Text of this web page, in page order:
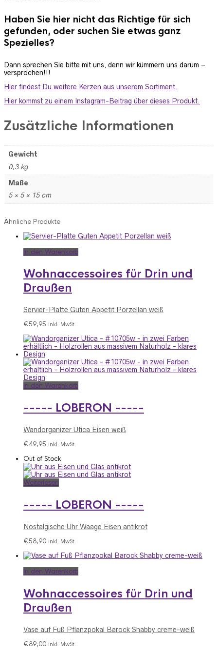
Haben Sie hier nicht das Richtige für sich
gefunden, oder suchen Sie etwas ganz
Spezielles?
Dann sprechen Sie bitte mit uns, denn wir kümmern uns darum –
versprochen!!!
Hier findest Du weitere Kerzen aus unserem Sortiment.
Hier kommst zu einem Instagram-Beitrag über dieses Produkt.
Zusätzliche Informationen
Gewicht
0,3 kg
Maße
5 × 5 × 15 cm
Ähnliche Produkte
In den Warenkorb
Wohnaccessoires für Drin und
Draußen
Servier-Platte Guten Appetit Porzellan weiß
€59,95 inkl. MwSt.
In den Warenkorb
----- LOBERON -----
Wandorganizer Utica Eisen weiß
€49,95 inkl. MwSt.
Out of Stock
Weiterlesen
----- LOBERON -----
Nostalgische Uhr Waage Eisen antikrot
€58,90 inkl. MwSt.
In den Warenkorb
Wohnaccessoires für Drin und
Draußen
Vase auf Fuß Pflanzpokal Barock Shabby creme-weiß
€89,00 inkl. MwSt.